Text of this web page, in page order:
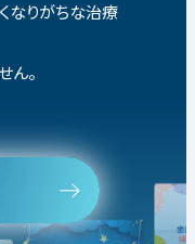
なりがちな治療
ん。